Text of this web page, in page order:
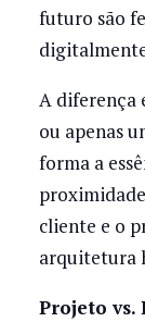
futuro são
A diferença
ou apenas
forma a
cliente e o
arquitetura
Projeto vs.